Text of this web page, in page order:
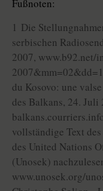
Fußnoten:
1 Die
serbischen
2007, www.b92.net/
du Kosovo: une
des Balkans, 24. Juli
vollständige Text
des United Nations
(Unosek)
www.unosek.org/